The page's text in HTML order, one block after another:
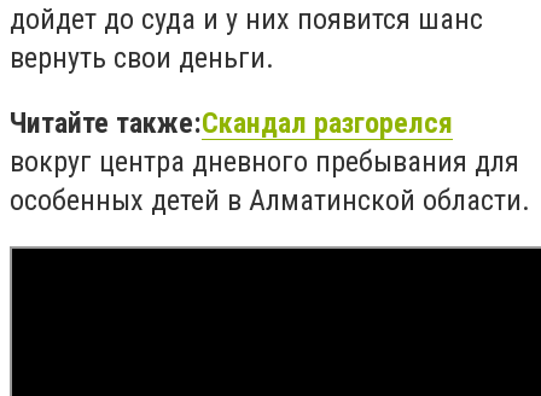
дойдет до суда и у них появится шанс
вернуть свои деньги.
Читайте также:Скандал разгорелся
вокруг центра дневного пребывания для
особенных детей в Алматинской области.